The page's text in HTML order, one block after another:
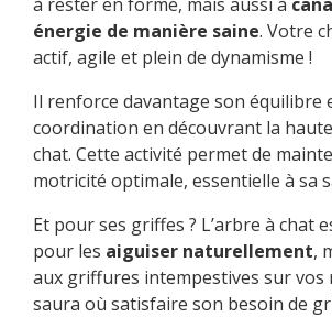
énergie de manière saine. Votre
actif, agile et plein de dynamisme !
Il renforce davantage son équilibre
coordination en découvrant la
chat. Cette activité permet de
motricité optimale, essentielle à sa
Et pour ses griffes ? L’arbre à chat
pour les aiguiser naturellement,
aux griffures intempestives sur vos
saura où satisfaire son besoin de